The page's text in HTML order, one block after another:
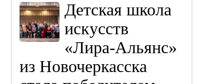
Детская школа
искусств
«Лира‑Альянс»
из Новочеркасска